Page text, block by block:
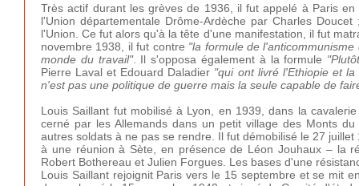
Très actif durant les grèves de 1936, il fut appelé à Paris
l'Union départementale Drôme-Ardèche par Charles
l'Union. Ce fut alors qu'à la tête d'une manifestation, il fut
novembre 1938, il fut contre "la formule de
monde du travail". Il s'opposa également à la formule
Pierre Laval et Edouard Daladier "qui ont livré l'Ethiopie et la
n'est pas une politique de guerre mais la seule capable de
Louis Saillant fut mobilisé à Lyon, en 1939, dans la
cerné par les Allemands dans un petit village des Monts
autres soldats à ne pas se rendre. Il fut démobilisé le 27
à une réunion à Sète, en présence de Léon Jouhaux – la
Robert Bothereau et Julien Forgues. Les bases d'une
Louis Saillant rejoignit Paris vers le 15 septembre et se mit